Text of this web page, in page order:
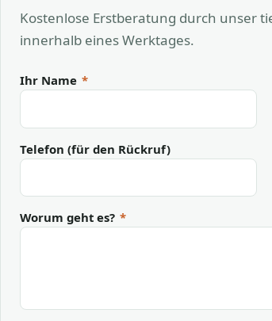
Kostenlose Erstberatung durch unser
innerhalb eines Werktages.
Ihr Name *
Telefon (für den Rückruf)
Worum geht es? *